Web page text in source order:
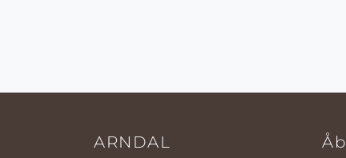
ARNDAL